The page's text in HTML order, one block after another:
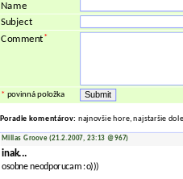
Name
Subject
Comment*
* povinná položka
Poradie komentárov: najnovšie hore, najstaršie dole
Millas Groove (21.2.2007, 23:13 @967)
inak...
osobne neodporucam :o)))